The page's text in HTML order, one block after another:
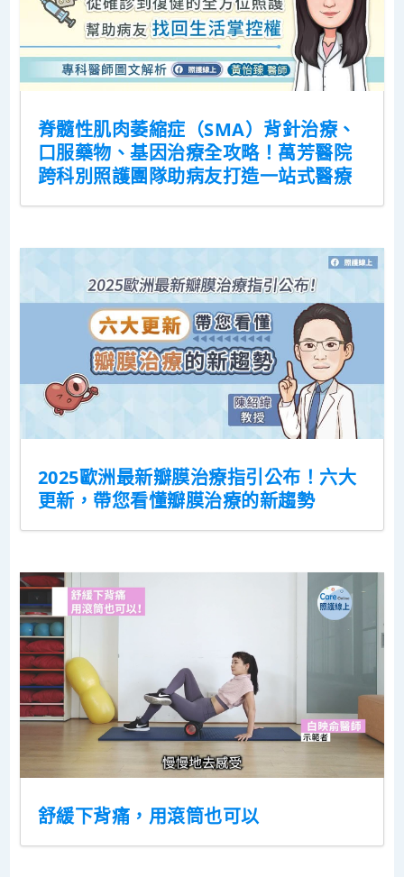
脊髓性肌肉萎縮症（SMA）背針治療、
口服藥物、基因治療全攻略！萬芳醫院
跨科別照護團隊助病友打造一站式醫療
2025歐洲最新瓣膜治療指引公布！六大
更新，帶您看懂瓣膜治療的新趨勢
舒緩下背痛，用滾筒也可以